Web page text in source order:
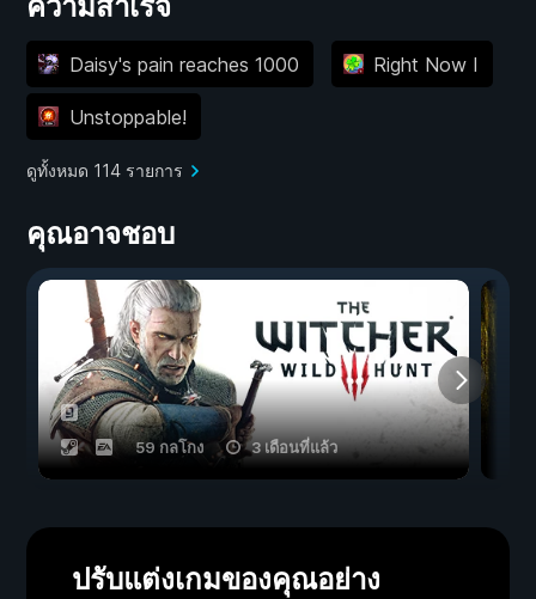
ความสำเร็จ
Daisy's pain reaches 1000 Right Now I
Unstoppable!
ดูทั้งหมด 114 รายการ
คุณอาจชอบ
59 กลโกง 3 เดือนที่แล้ว
ปรับแต่งเกมของคุณอย่าง